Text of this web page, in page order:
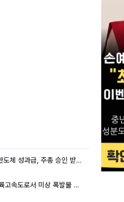
김정관 장관 “반도체 성과급, 주총 승인 받도록”…상법·자본시장법 개정 시사
속도로서 미상 폭발물 발견